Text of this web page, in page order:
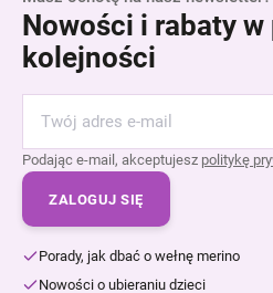
Nowości i rabaty w
kolejności
Podając e-mail, akceptujesz politykę
ZALOGUJ SIĘ
Porady, jak dbać o wełnę merino
Nowości o ubieraniu dzieci